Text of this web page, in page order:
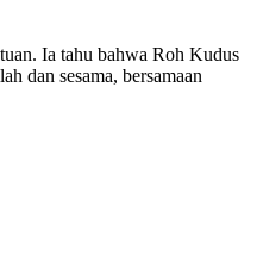
Ia tahu bahwa Roh Kudus
dan sesama, bersamaan